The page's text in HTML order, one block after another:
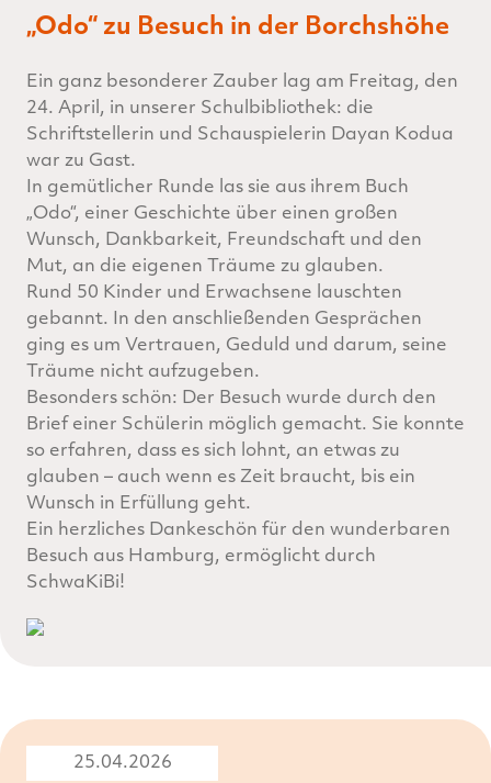
„Odo“ zu Besuch in der Borchshöhe
Ein ganz besonderer Zauber lag am Freitag, den
24. April, in unserer Schulbibliothek: die
Schriftstellerin und Schauspielerin Dayan Kodua
war zu Gast.
In gemütlicher Runde las sie aus ihrem Buch
„Odo“, einer Geschichte über einen großen
Wunsch, Dankbarkeit, Freundschaft und den
Mut, an die eigenen Träume zu glauben.
Rund 50 Kinder und Erwachsene lauschten
gebannt. In den anschließenden Gesprächen
ging es um Vertrauen, Geduld und darum, seine
Träume nicht aufzugeben.
Besonders schön: Der Besuch wurde durch den
Brief einer Schülerin möglich gemacht. Sie konnte
so erfahren, dass es sich lohnt, an etwas zu
glauben – auch wenn es Zeit braucht, bis ein
Wunsch in Erfüllung geht.
Ein herzliches Dankeschön für den wunderbaren
Besuch aus Hamburg, ermöglicht durch
SchwaKiBi!
25.04.2026